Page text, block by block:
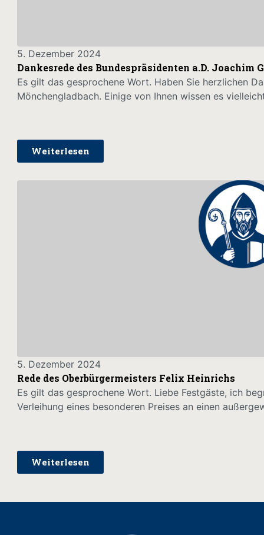
5. Dezember 2024
Dankesrede des Bundespräsidenten a.D. Joachim
Es gilt das gesprochene Wort. Haben Sie herzlichen
Mönchengladbach. Einige von Ihnen wissen es
Weiterlesen
5. Dezember 2024
Rede des Oberbürgermeisters Felix Heinrichs
Es gilt das gesprochene Wort. Liebe Festgäste, ich
Verleihung eines besonderen Preises an einen
Weiterlesen